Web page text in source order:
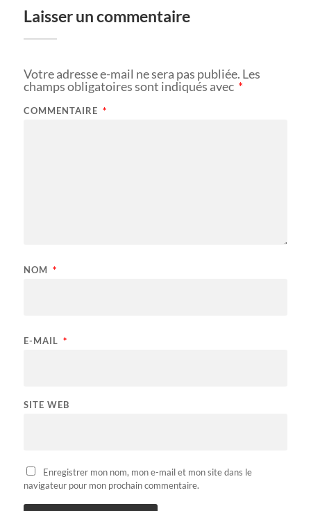
Laisser un commentaire
Votre adresse e-mail ne sera pas publiée. Les
champs obligatoires sont indiqués avec *
COMMENTAIRE *
NOM *
E-MAIL *
SITE WEB
Enregistrer mon nom, mon e-mail et mon site dans le
navigateur pour mon prochain commentaire.